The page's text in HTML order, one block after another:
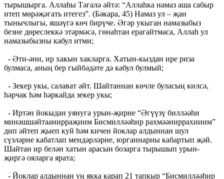
тырышырга. Аллаһы Тәгалә әйтә: “Аллаһка намаз аша сабыр
итеп мөрәҗәгать итегез”. (Бәкара, 45) Намаз ул – җан
тынычлыгы, яшәүгә көч бирүче. Әгәр укыган намазыбыз
безне дөреслеккә этәрмәсә, гөнаһтан ерагайтмаса, Аллаһ ул
намазыбызны кабул итми;
- Әти-әни, ир хакын хакларга. Хатын-кыздан ире риза
булмаса, аның бер гыйбәдәте дә кабул булмый;
- Зекер укы, салават әйт. Шайтаннан көчле буласың килсә,
һәрчак һәм һәркайда зекер укы;
- Иртән йокыдан уянуга урын-җирне “Әгүүзү билләәһи
минәшшәйтаанирраҗиим Бисмилләәһир рахмәәниррахииим”
дип әйтеп җыеп куй һәм кичен йоклар алдыннан шул
сүзләрне кабатлап мендәрләрне, юрганнарны кабартып җәй.
Шайтан ир белән хатын арасын бозарга тырышып урын-
җиргә ояларга ярата;
- Йоклар алдыннан уң якка карап 21 тапкыр “Бисмилләәһир